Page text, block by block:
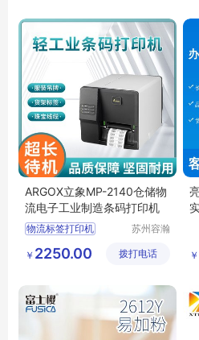
ARGOX立象MP-2140仓储物
流电子工业制造条码打印机
物流标签打印机
苏州容瀚
有限公司
￥ 2250.00 拨打电话 ￥